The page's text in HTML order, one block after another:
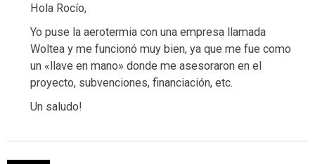
Hola Rocío,
Yo puse la aerotermia con una empresa llamada
Woltea y me funcionó muy bien, ya que me fue como
un «llave en mano» donde me asesoraron en el
proyecto, subvenciones, financiación, etc.
Un saludo!